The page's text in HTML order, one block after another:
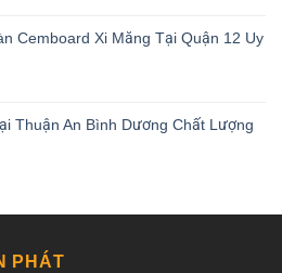
Cemboard Xi Măng Tại Quận 12 Uy
Thuận An Bình Dương Chất Lượng
PHÁT